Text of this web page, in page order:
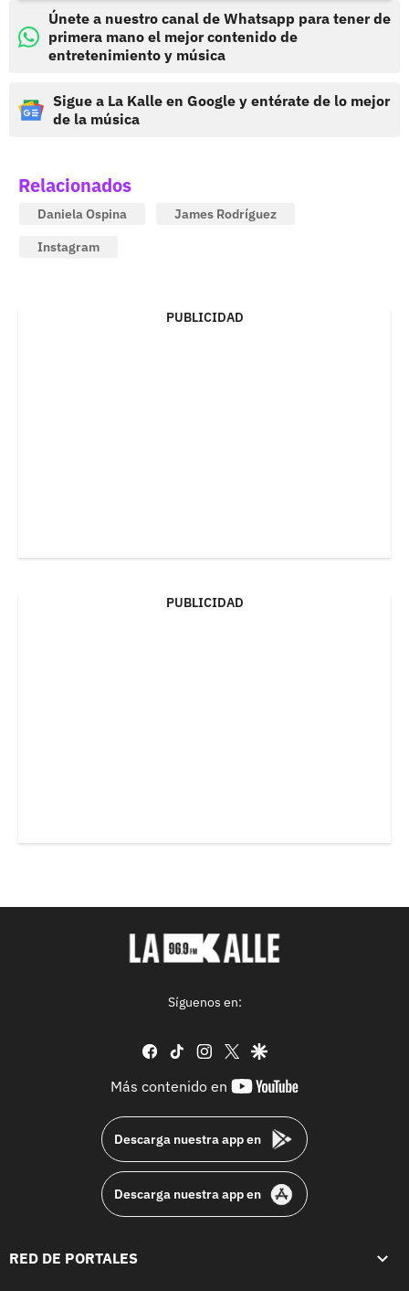
Únete a nuestro canal de Whatsapp para tener de
primera mano el mejor contenido de
entretenimiento y música
Sigue a La Kalle en Google y entérate de lo mejor
de la música
Relacionados
Daniela Ospina
James Rodríguez
Instagram
PUBLICIDAD
PUBLICIDAD
Síguenos en:
facebook
tiktok instagram
twittergoogle
Más contenido en
youtube-
Descarga nuestra app en
Descarga nuestra app en
RED DE PORTALES